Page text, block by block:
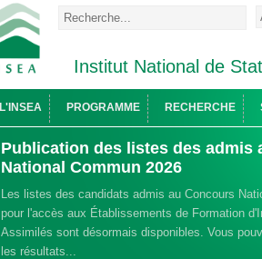
Institut National de
L'INSEA PROGRAMME RECHERCHE
Publication des listes des admis
National Commun 2026
Les listes des candidats admis au Concours
pour l'accès aux Établissements de Formation
Assimilés sont désormais disponibles. Vous
les résultats...